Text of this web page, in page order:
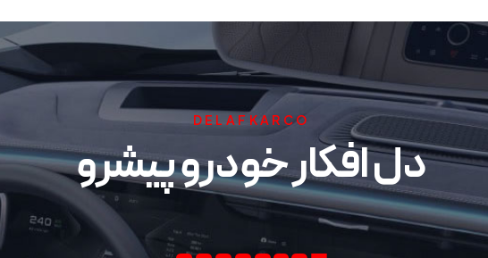
DELAFKARCO
دل افکار خودرو پیشرو